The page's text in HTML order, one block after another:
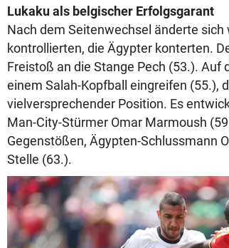
Lukaku als belgischer Erfolgsgarant
Nach dem Seitenwechsel änderte
kontrollierten, die Ägypter konterten.
Freistoß an die Stange Pech (53.). Auf
einem Salah-Kopfball eingreifen (55.),
vielversprechender Position. Es
Man-City-Stürmer Omar Marmoush
Gegenstößen, Ägypten-Schlussmann
Stelle (63.).